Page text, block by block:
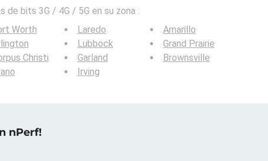
de bits 3G / 4G / 5G en su zona :
Worth
Christi
Laredo
Lubbock
Garland
Irving
Amarillo
Grand Prairie
Brownsville
nPerf!